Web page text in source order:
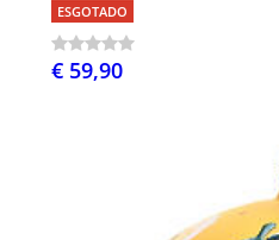
ESGOTADO
€ 59,90